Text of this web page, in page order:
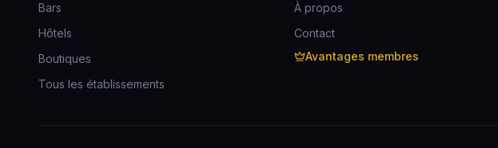
Bars
Hôtels
Boutiques
Tous les établissements
À propos
Contact
Avantages membres